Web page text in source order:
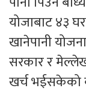
योजाबाट ४३
खानेपानी
सरकार र
खर्च भईसकेको